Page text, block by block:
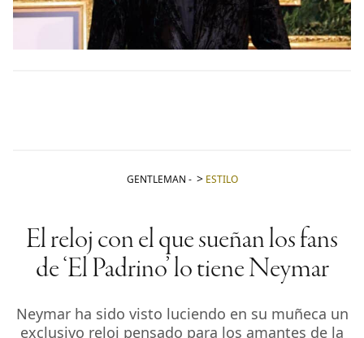
GENTLEMAN - ESTILO
El reloj con el que sueñan los fans
de ‘El Padrino’ lo tiene Neymar
Neymar ha sido visto luciendo en su muñeca un
exclusivo reloj pensado para los amantes de la